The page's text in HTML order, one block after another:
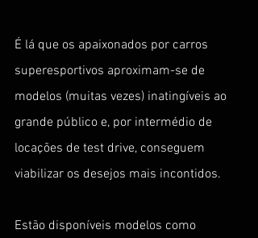
É lá que os apaixonados por carros
superesportivos aproximam-se de
modelos (muitas vezes) inatingíveis ao
grande público e, por intermédio de
locações de test drive, conseguem
viabilizar os desejos mais incontidos.
Estão disponíveis modelos como